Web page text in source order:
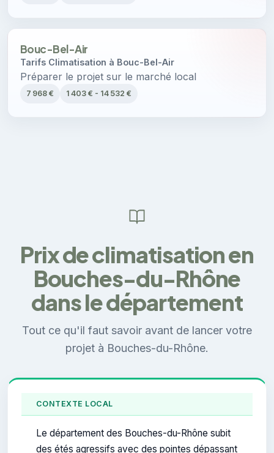
Bouc-Bel-Air
Tarifs Climatisation à Bouc-Bel-Air
Préparer le projet sur le marché local
7 968 € 1 403 € - 14 532 €
Prix de climatisation en
Bouches-du-Rhône
dans le département
Tout ce qu'il faut savoir avant de lancer votre
projet à Bouches-du-Rhône.
CONTEXTE LOCAL
Le département des Bouches-du-Rhône subit
des étés agressifs avec des pointes dépassant